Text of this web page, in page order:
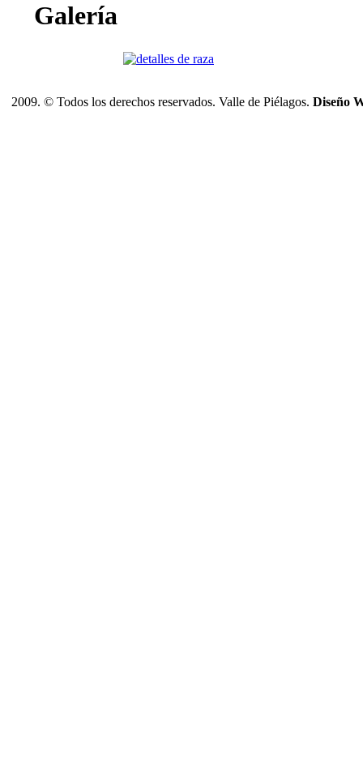
Galería
2009. © Todos los derechos reservados. Valle de Piélagos. Diseño